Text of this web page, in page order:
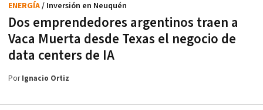
Dos emprendedores argentinos traen a
Vaca Muerta desde Texas el negocio de
data centers de IA
ENERGÍA/ Inversión en Neuquén
PorIgnacio Ortiz